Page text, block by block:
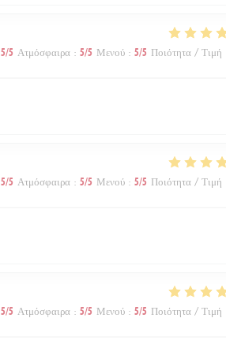
5/5 Ατμόσφαιρα: 5/5 Μενού: 5/5 Ποιότητα / Τιμή
5/5 Ατμόσφαιρα: 5/5 Μενού: 5/5 Ποιότητα / Τιμή
5/5 Ατμόσφαιρα: 5/5 Μενού: 5/5 Ποιότητα / Τιμή